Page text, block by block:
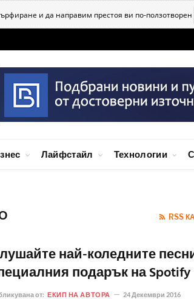
и да направим престоя ви по-ползотворен
Лайфстайл Технологии
RSS
най-коледните
подарък на Spotify
от: ЕКИП НА АВТОРА 24 Декември 2016